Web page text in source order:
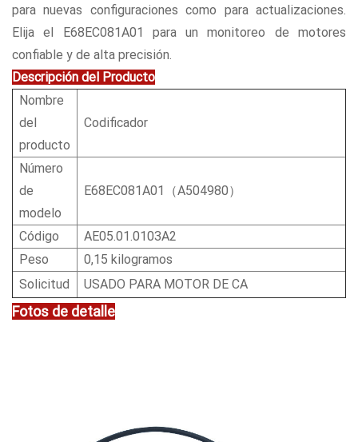
para nuevas configuraciones como para actualizaciones.
Elija el E68EC081A01 para un monitoreo de motores
confiable y de alta precisión.
Descripción del Producto
Nombre
del
producto
Codificador
Número
de
modelo
E68EC081A01（A504980）
Código
AE05.01.0103A2
Peso
0,15 kilogramos
Solicitud
USADO PARA MOTOR DE CA
Fotos de detalle